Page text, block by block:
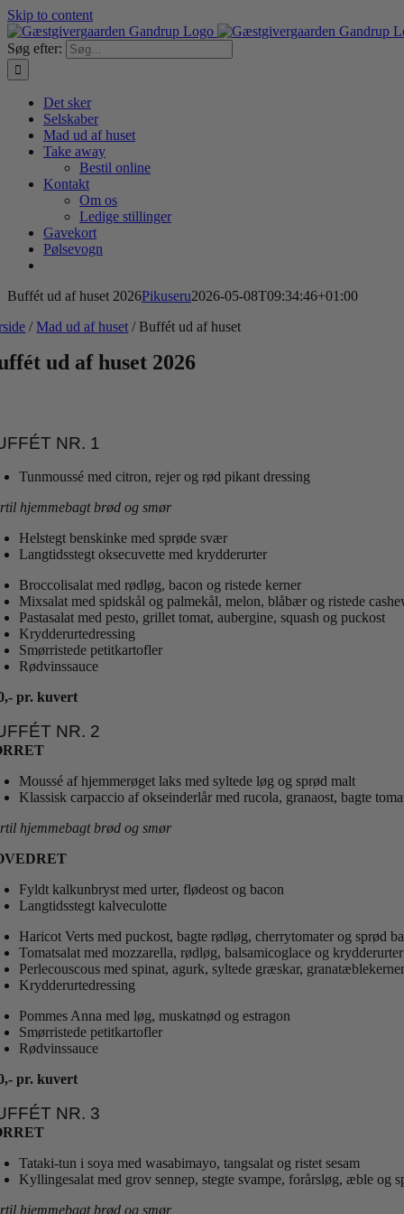
Skip to content
Søg efter:
Det sker
Selskaber
Mad ud af huset
Take away
Bestil online
Kontakt
Om os
Ledige stillinger
Gavekort
Pølsevogn
Buffét ud af huset 2026Pikuseru2026-05-08T09:34:46+01:00
/Mad ud af huset / Buffét ud af huset
ud af huset 2026
NR. 1
Tunmoussé med citron, rejer og rød pikant dressing
hjemmebagt brød og smør
Helstegt benskinke med sprøde svær
Langtidsstegt oksecuvette med krydderurter
Broccolisalat med rødløg, bacon og ristede kerner
Mixsalat med spidskål og palmekål, melon, blåbær og ristede
Pastasalat med pesto, grillet tomat, aubergine, squash og puckost
Krydderurtedressing
Smørristede petitkartofler
Rødvinssauce
pr. kuvert
NR. 2
Moussé af hjemmerøget laks med syltede løg og sprød malt
Klassisk carpaccio af okseinderlår med rucola, granaost, bagte
hjemmebagt brød og smør
Fyldt kalkunbryst med urter, flødeost og bacon
Langtidsstegt kalveculotte
Haricot Verts med puckost, bagte rødløg, cherrytomater og sprød
Tomatsalat med mozzarella, rødløg, balsamicoglace og krydderurter
Perlecouscous med spinat, agurk, syltede græskar,
Krydderurtedressing
Pommes Anna med løg, muskatnød og estragon
Smørristede petitkartofler
Rødvinssauce
pr. kuvert
NR. 3
Tataki-tun i soya med wasabimayo, tangsalat og ristet sesam
Kyllingesalat med grov sennep, stegte svampe, forårsløg, æble og
hjemmebagt brød og smør